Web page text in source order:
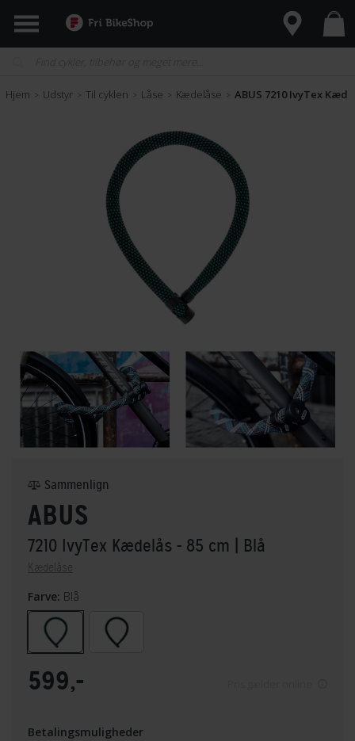
Hjem > Udstyr > Til cyklen > Låse > Kædelåse > ABUS 7210 IvyTex
ABUS
7210 IvyTex Kædelås - 85 cm | Blå
Kædelåse
Sammenlign
Farve: Blå
599,-
Betalingsmuligheder